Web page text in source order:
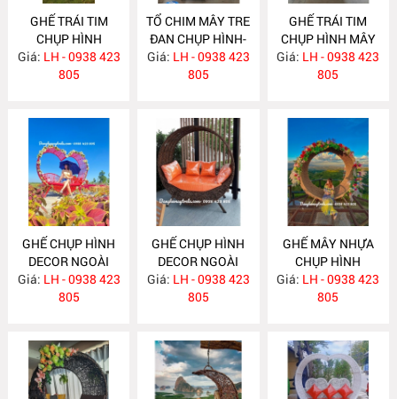
GHẾ TRÁI TIM
CHỤP HÌNH
NGOÀI TRỜI
MA700
Giá: LH - 0938 423
805
TỔ CHIM MÂY TRE
ĐAN CHỤP HÌNH-
CHECK IN NGOÀI
TRỜI MA699
Giá: LH - 0938 423
805
GHẾ TRÁI TIM
CHỤP HÌNH MÂY
TRE ĐAN MA698
Giá: LH - 0938 423
805
GHẾ CHỤP HÌNH
DECOR NGOÀI
TRỜI MA649
Giá: LH - 0938 423
805
GHẾ CHỤP HÌNH
DECOR NGOÀI
TRỜI MA648
Giá: LH - 0938 423
805
GHẾ MÂY NHỰA
CHỤP HÌNH
CHECK IN MA647
Giá: LH - 0938 423
805